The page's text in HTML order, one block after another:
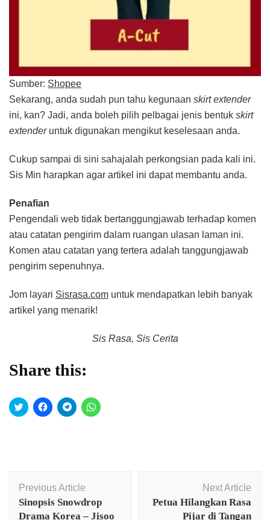
Sumber: Shopee
Sekarang, anda sudah pun tahu kegunaan skirt extender
ini, kan? Jadi, anda boleh pilih pelbagai jenis bentuk skirt
extenderuntuk digunakan mengikut keselesaan anda.
Cukup sampai di sini sahajalah perkongsian pada kali ini.
Sis Min harapkan agar artikel ini dapat membantu anda.
Penafian
Pengendali web tidak bertanggungjawab terhadap komen
atau catatan pengirim dalam ruangan ulasan laman ini.
Komen atau catatan yang tertera adalah tanggungjawab
pengirim sepenuhnya.
Jom layari Sisrasa.com untuk mendapatkan lebih banyak
artikel yang menarik!
Sis Rasa, Sis Cerita
Share this:
Click
to
Click
to
Click
to
Click
to
Navigation
Previous Article
Sinopsis Snowdrop
Drama Korea – Jisoo
Next Article
Petua Hilangkan Rasa
Pijar di Tangan